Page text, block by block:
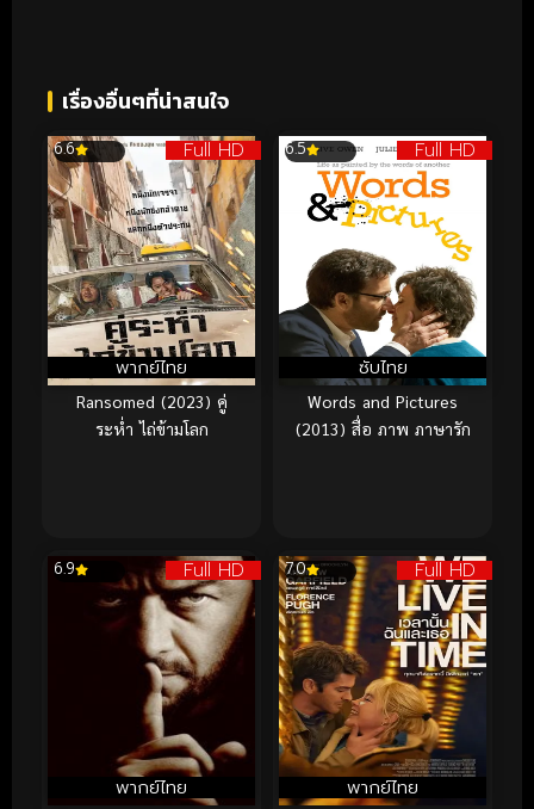
เรื่องอื่นๆที่น่าสนใจ
Full HD
พากย์ไทย
6.6
Ransomed (2023) คู่
ระห่ำ ไถ่ข้ามโลก
Full HD
ซับไทย
6.5
Words and Pictures
(2013) สื่อ ภาพ ภาษารัก
Full HD
พากย์ไทย
6.9 Full HD
พากย์ไทย
7.0